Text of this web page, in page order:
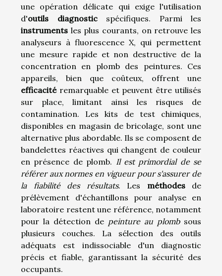
une opération délicate qui exige l'utilisation
d'outils diagnosticspécifiques. Parmi les
instruments les plus courants, on retrouve les
analyseurs à fluorescence X, qui permettent
une mesure rapide et non destructive de la
concentration en plomb des peintures. Ces
appareils, bien que coûteux, offrent une
efficacitéremarquable et peuvent être utilisés
sur place, limitant ainsi les risques de
contamination. Les kits de test chimiques,
disponibles en magasin de bricolage, sont une
alternative plus abordable. Ils se composent de
bandelettes réactives qui changent de couleur
en présence de plomb. Il est primordial de se
référer aux normes en vigueur pour s'assurer de
la fiabilité des résultats. Les méthodesde
prélèvement d'échantillons pour analyse en
laboratoire restent une référence, notamment
pour la détection de peinture au plombsous
plusieurs couches. La sélection des outils
adéquats est indissociable d'un diagnostic
précis et fiable, garantissant la sécurité des
occupants.